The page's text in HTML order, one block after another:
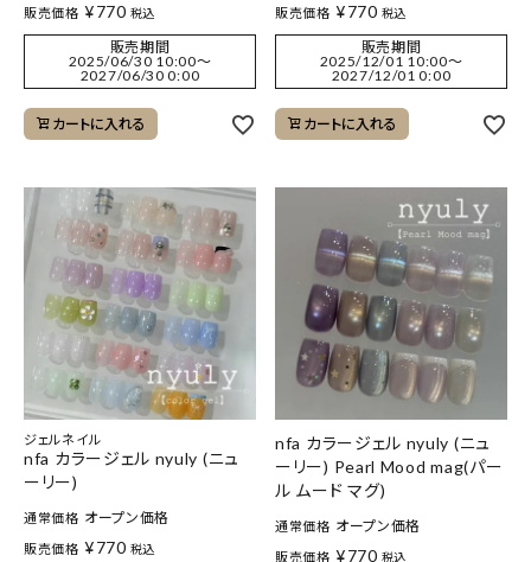
販売価格 ¥770 税込
販売期間
2025/06/30 10:00〜
2027/06/30 0:00
カートに入れる
販売価格 ¥770 税込
販売期間
2025/12/01 10:00〜
2027/12/01 0:00
カートに入れる
ジェルネイル
nfa カラージェル nyuly (ニュ
ーリー)
通常価格 オープン価格
販売価格 ¥770 税込
nfa カラージェル nyuly (ニュ
ーリー) Pearl Mood mag(パー
ル ムード マグ)
通常価格 オープン価格
販売価格 ¥770 税込